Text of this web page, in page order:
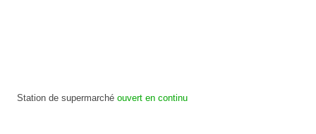
Station de supermarché ouvert en continu